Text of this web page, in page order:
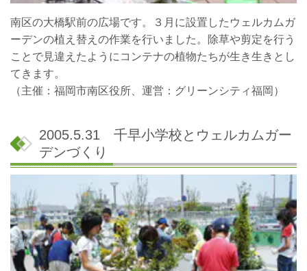
南区の大橋駅前の広場です。３月に設置したウェルカムガ
ーデンの植え替えの作業を行いました。除草や剪定を行う
ことで見違えたようにコンテナの植物たちが生き生きとし
てきます。
（主催：福岡市南区役所、運営：グリーンシティ福岡）
2005.5.31 千早小学校とウェルカムガー
デンづくり